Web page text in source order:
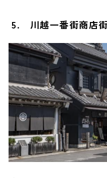
5. 川越一番街商店